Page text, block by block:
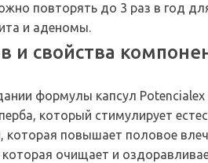
повторять до 3 раз в год
и аденомы.
и свойства
формулы капсул
который стимулирует
которая повышает половое
которая очищает и